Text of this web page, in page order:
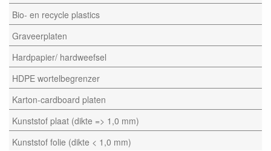
Bio- en recycle plastics
Graveerplaten
Hardpapier/ hardweefsel
HDPE wortelbegrenzer
Karton-cardboard platen
Kunststof plaat (dikte => 1,0 mm)
Kunststof folie (dikte < 1,0 mm)